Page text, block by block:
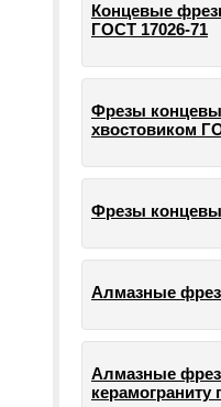
Концевые
ГОСТ 17026-71
Фрезы
хвостовиком
Фрезы
Алмазные
Алмазные
керамограниту